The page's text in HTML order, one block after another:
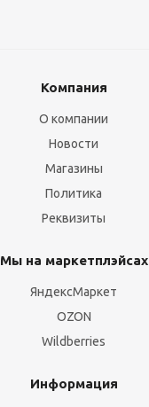
Компания
О компании
Новости
Магазины
Политика
Реквизиты
Мы на маркетплэйсах
ЯндексМаркет
OZON
Wildberries
Информация